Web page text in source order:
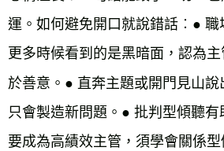
運。如何避免開口就說錯話︰● 職
更多時候看到的是黑暗面，認為
於善意。 ● 直奔主題或開門見山
只會製造新問題。 ● 批判型傾聽有
要成為高績效主管，須學會關係型